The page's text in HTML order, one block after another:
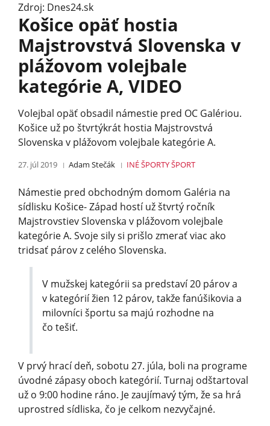
Zdroj: Dnes24.sk
Košice opäť hostia
Majstrovstvá Slovenska v
plážovom volejbale
kategórie A, VIDEO
Volejbal opäť obsadil námestie pred OC Galériou.
Košice už po štvrtýkrát hostia Majstrovstvá
Slovenska v plážovom volejbale kategórie A.
27. júl 2019 Adam Stečák INÉ ŠPORTYŠPORT
Námestie pred obchodným domom Galéria na
sídlisku Košice- Západ hostí už štvrtý ročník
Majstrovstiev Slovenska v plážovom volejbale
kategórie A. Svoje sily si prišlo zmerať viac ako
tridsať párov z celého Slovenska.
V mužskej kategórii sa predstaví 20 párov a
v kategórií žien 12 párov, takže fanúšikovia a
milovníci športu sa majú rozhodne na
čo tešiť.
V prvý hrací deň, sobotu 27. júla, boli na programe
úvodné zápasy oboch kategórií. Turnaj odštartoval
už o 9:00 hodine ráno. Je zaujímavý tým, že sa hrá
uprostred sídliska, čo je celkom nezvyčajné.